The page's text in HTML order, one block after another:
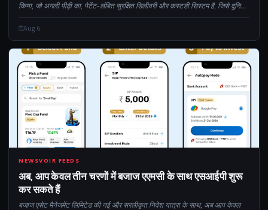
किया, जो अगली पीढ़ी का, पेटेंट-लंबित सुरक्षित डिलीवरी और कस्टडी सिस्टम है, जिसे दुनिया
की सबसे संवेदनशील भौतिक जानकारी की सुरक्षा के लिए इंजीनियर किया गया है...
Aug 6
CM
NEWSVOIR FEEDS
अब, आप केवल तीन चरणों में बजाज एएमसी के साथ एसआईपी शुरू
कर सकते हैं
बजाज एसेट मैनेजमेंट लिमिटेड की नई और सरलीकृत निवेश यात्रा के साथ, अब आप केवल